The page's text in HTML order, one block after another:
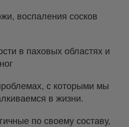
воспаления сосков
в паховых областях и
с которыми мы
в жизни.
по своему составу,